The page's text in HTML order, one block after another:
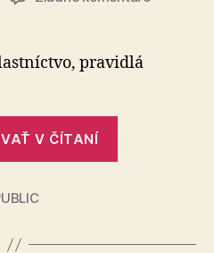
pravidlá
V ČÍTANÍ